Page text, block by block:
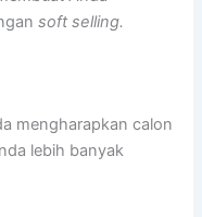
soft selling.
mengharapkan calon
lebih banyak